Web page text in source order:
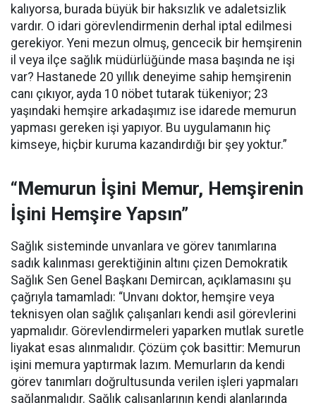
kalıyorsa, burada büyük bir haksızlık ve adaletsizlik
vardır. O idari görevlendirmenin derhal iptal edilmesi
gerekiyor. Yeni mezun olmuş, gencecik bir hemşirenin
il veya ilçe sağlık müdürlüğünde masa başında ne işi
var? Hastanede 20 yıllık deneyime sahip hemşirenin
canı çıkıyor, ayda 10 nöbet tutarak tükeniyor; 23
yaşındaki hemşire arkadaşımız ise idarede memurun
yapması gereken işi yapıyor. Bu uygulamanın hiç
kimseye, hiçbir kuruma kazandırdığı bir şey yoktur.”
“Memurun İşini Memur, Hemşirenin
İşini Hemşire Yapsın”
Sağlık sisteminde unvanlara ve görev tanımlarına
sadık kalınması gerektiğinin altını çizen Demokratik
Sağlık Sen Genel Başkanı Demircan, açıklamasını şu
çağrıyla tamamladı: “Unvanı doktor, hemşire veya
teknisyen olan sağlık çalışanları kendi asil görevlerini
yapmalıdır. Görevlendirmeleri yaparken mutlak suretle
liyakat esas alınmalıdır. Çözüm çok basittir: Memurun
işini memura yaptırmak lazım. Memurların da kendi
görev tanımları doğrultusunda verilen işleri yapmaları
sağlanmalıdır. Sağlık çalışanlarının kendi alanlarında